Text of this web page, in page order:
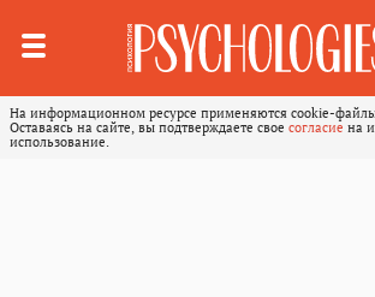
На информационном ресурсе применяются cookie-
Оставаясь на сайте, вы подтверждаете свое согласие на
использование.